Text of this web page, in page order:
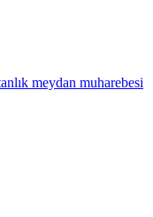
meydan muharebesi